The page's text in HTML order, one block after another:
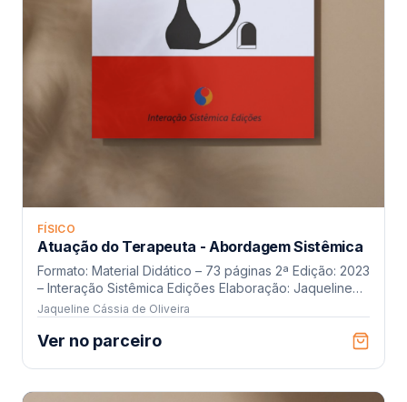
FÍSICO
Atuação do Terapeuta - Abordagem Sistêmica
Formato: Material Didático – 73 páginas 2ª Edição: 2023
– Interação Sistêmica Edições Elaboração: Jaqueline
Cássia Oliveira (CRP 04/7521) Revisão Ortográfica:
Maria Teresa Santos
Jaqueline Cássia de Oliveira
Ver no parceiro